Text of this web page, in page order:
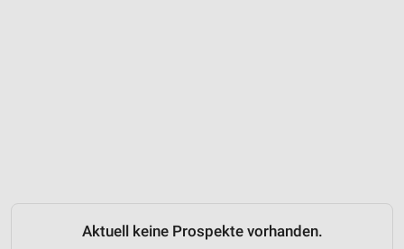
Aktuell keine Prospekte vorhanden.